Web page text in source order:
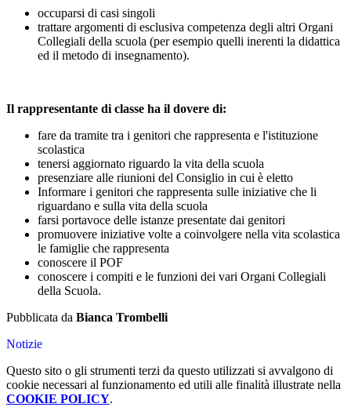
occuparsi di casi singoli
trattare argomenti di esclusiva competenza degli altri Organi
Collegiali della scuola (per esempio quelli inerenti la didattica
ed il metodo di insegnamento).
Il rappresentante di classe ha il dovere di:
fare da tramite tra i genitori che rappresenta e l'istituzione
scolastica
tenersi aggiornato riguardo la vita della scuola
presenziare alle riunioni del Consiglio in cui è eletto
Informare i genitori che rappresenta sulle iniziative che li
riguardano e sulla vita della scuola
farsi portavoce delle istanze presentate dai genitori
promuovere iniziative volte a coinvolgere nella vita scolastica
le famiglie che rappresenta
conoscere il POF
conoscere i compiti e le funzioni dei vari Organi Collegiali
della Scuola.
Pubblicata da Bianca Trombelli
Notizie
Questo sito o gli strumenti terzi da questo utilizzati si avvalgono di
cookie necessari al funzionamento ed utili alle finalità illustrate nella
COOKIE POLICY.